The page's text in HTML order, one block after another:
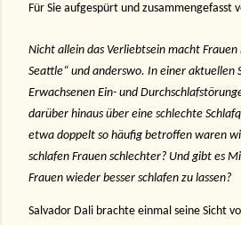
Für Sie aufgespürt und zusammengefasst
Nicht allein das Verliebtsein macht Frauen
Seattle“ und anderswo. In einer aktuellen
Erwachsenen Ein- und
darüber hinaus über eine schlechte
etwa doppelt so häufig betroffen waren
schlafen Frauen schlechter? Und gibt es
Frauen wieder besser schlafen zu lassen?
Salvador Dali brachte einmal seine Sicht